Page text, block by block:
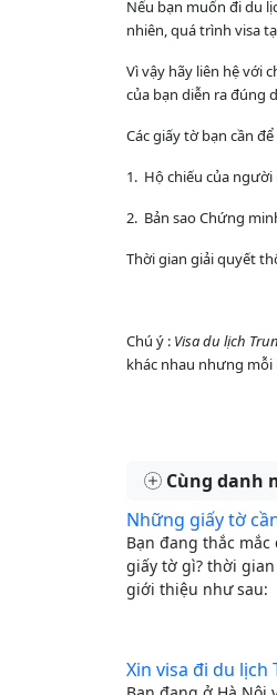
Nếu bạn muốn đi du
nhiên, quá trình visa
Vì vậy hãy liên hệ với
của bạn diễn ra đúng
Các giấy tờ bạn cần
1. Hộ chiếu của
2. Bản sao Chứng
Thời gian giải quyết
Chú ý : Visa du lịch
khác nhau nhưng mỗi
Cùng danh
Những giấy tờ
Bạn đang thắc
giấy tờ gì? thời
giới thiệu như sau:
Xin visa đi du lịch